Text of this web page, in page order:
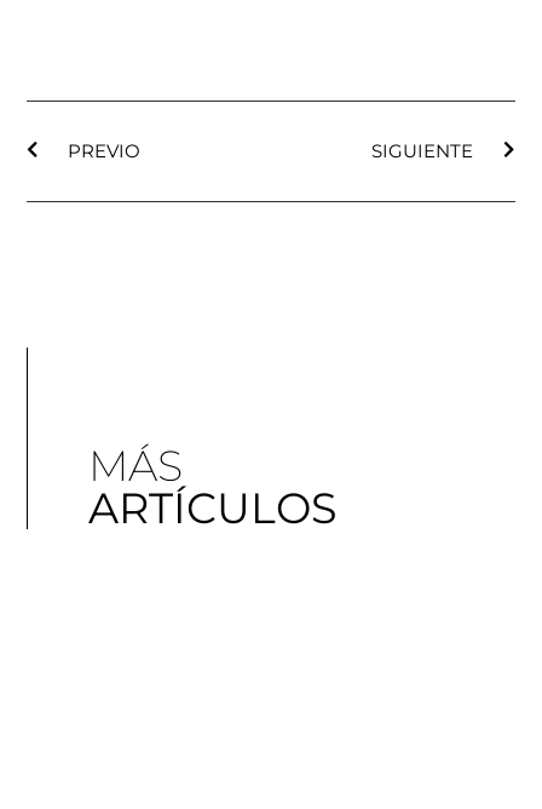
PREVIO SIGUIENTE
MÁS
ARTÍCULOS